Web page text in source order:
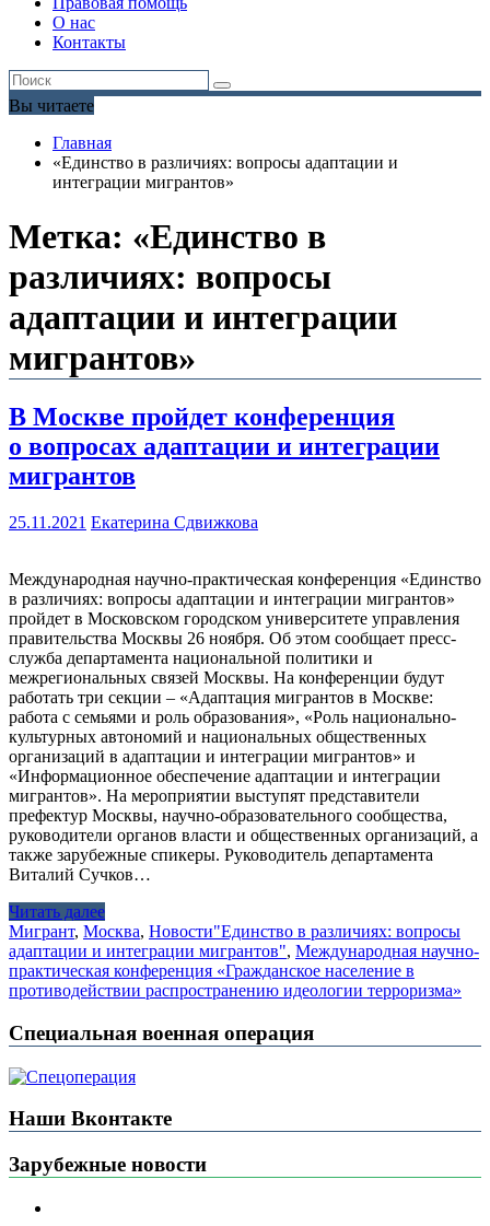
О нас
Контакты
Вы читаете
Главная
«Единство в различиях: вопросы адаптации и
интеграции мигрантов»
Метка: «Единство в
различиях: вопросы
адаптации и интеграции
мигрантов»
В Москве пройдет конференция
о вопросах адаптации и интеграции
мигрантов
25.11.2021 Екатерина Сдвижкова
Международная научно-практическая конференция «Единство
в различиях: вопросы адаптации и интеграции мигрантов»
пройдет в Московском городском университете управления
правительства Москвы 26 ноября. Об этом сообщает пресс-
служба департамента национальной политики и
межрегиональных связей Москвы. На конференции будут
работать три секции – «Адаптация мигрантов в Москве:
работа с семьями и роль образования», «Роль национально-
культурных автономий и национальных общественных
организаций в адаптации и интеграции мигрантов» и
«Информационное обеспечение адаптации и интеграции
мигрантов». На мероприятии выступят представители
префектур Москвы, научно-образовательного сообщества,
руководители органов власти и общественных организаций, а
также зарубежные спикеры. Руководитель департамента
Виталий Сучков…
Читать далее
Мигрант, Москва, Новости"Единство в различиях: вопросы
адаптации и интеграции мигрантов", Международная научно-
практическая конференция «Гражданское население в
противодействии распространению идеологии терроризма»
Специальная военная операция
Наши Вконтакте
Зарубежные новости